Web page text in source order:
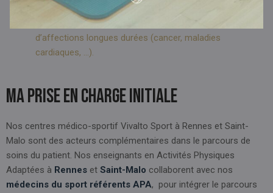
patients atteints de maladies chroniques (obésité,
diabète) ainsi que pour des patients souffrants
d’affections longues durées (cancer, maladies
cardiaques, ...).
Ma prise en charge initiale
Nos centres médico-sportif Vivalto Sport à Rennes et Saint-
Malo sont des acteurs complémentaires dans le parcours de
soins du patient. Nos enseignants en Activités Physiques
Adaptées à Rennes et Saint-Malo collaborent avec nos
médecins du sport référents APA, pour intégrer le parcours